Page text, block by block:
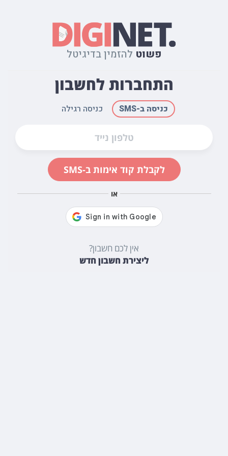
פשוט להזמין בדיגיטל
התחברות לחשבון
כניסה ב-SMS כניסה רגילה
לקבלת קוד אימות ב-SMS
או
אין לכם חשבון?
ליצירת חשבון חדש